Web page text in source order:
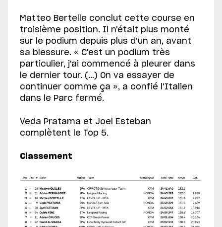
Matteo Bertelle conclut cette course en
troisième position. Il n'était plus monté
sur le podium depuis plus d'un an, avant
sa blessure. « C'est un podium très
particulier, j'ai commencé à pleurer dans
le dernier tour. (...) On va essayer de
continuer comme ça », a confié l'Italien
dans le Parc fermé.
Veda Pratama et Joel Esteban
complètent le Top 5.
Classement